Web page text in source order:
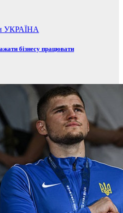
УКРАЇНА
бізнесу працювати